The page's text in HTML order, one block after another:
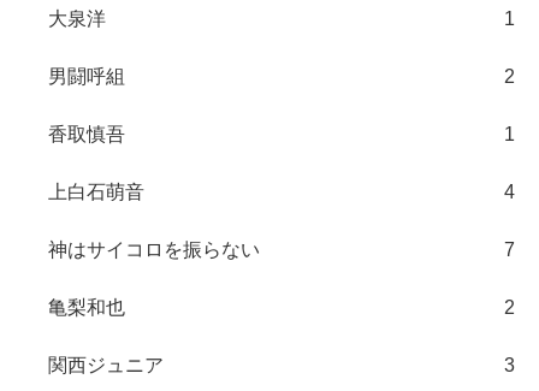
大泉洋 1
男闘呼組 2
香取慎吾 1
上白石萌音 4
神はサイコロを振らない 7
亀梨和也 2
関西ジュニア 3